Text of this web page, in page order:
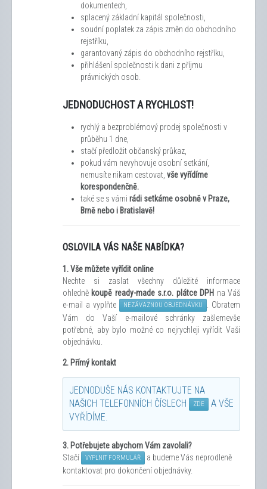
dokumentech,
splacený základní kapitál společnosti,
soudní poplatek za zápis změn do obchodního
rejstříku,
garantovaný zápis do obchodního rejstříku,
přihlášení společnosti k dani z příjmu
právnických osob.
JEDNODUCHOST A RYCHLOST!
rychlý a bezproblémový prodej společnosti v
průběhu 1 dne,
stačí předložit občanský průkaz,
pokud vám nevyhovuje osobní setkání,
nemusíte nikam cestovat, vše vyřídíme
korespondenčně.
také se s vámi rádi setkáme osobně v Praze,
Brně nebo i Bratislavě!
OSLOVILA VÁS NAŠE NABÍDKA?
1.Vše můžete vyříditonline
Nechte si zaslat všechny důležité informace
ohledně koupě ready-made s.r.o. plátce DPH na Váš
e-mail a vyplňte
NEZÁVAZNOU OBJEDNÁVKU
. Obratem
Vám do Vaší e-mailové schránky zašlemevše
potřebné, aby bylo možné co nejrychleji vyřídit Vaši
objednávku.
2. Přímý kontakt
JEDNODUŠE NÁS KONTAKTUJTE NA
NAŠICH TELEFONNÍCH ČÍSLECH
ZDE
A VŠE
VYŘÍDÍME.
3. Potřebujete abychom Vám zavolali?
Stačí
VYPLNIT FORMULÁŘ
a budeme Vás neprodleně
kontaktovat pro dokončení objednávky.